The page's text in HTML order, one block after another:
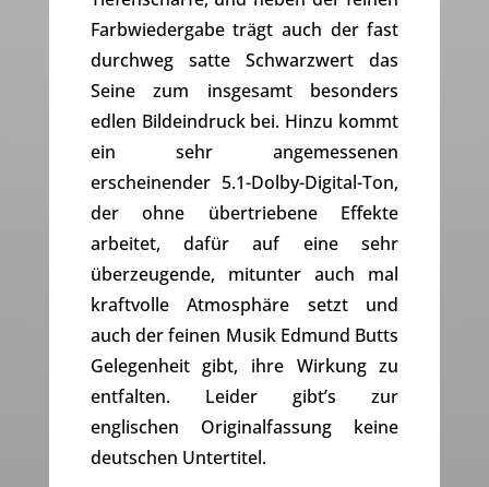
Farbwiedergabe trägt auch der fast
durchweg satte Schwarzwert das
Seine zum insgesamt besonders
edlen Bildeindruck bei. Hinzu kommt
ein sehr angemessenen
erscheinender 5.1-Dolby-Digital-Ton,
der ohne übertriebene Effekte
arbeitet, dafür auf eine sehr
überzeugende, mitunter auch mal
kraftvolle Atmosphäre setzt und
auch der feinen Musik Edmund Butts
Gelegenheit gibt, ihre Wirkung zu
entfalten. Leider gibt’s zur
englischen Originalfassung keine
deutschen Untertitel.